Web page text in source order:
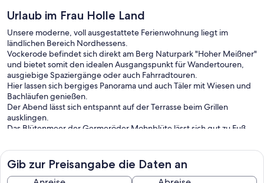
Urlaub im Frau Holle Land
Unsere moderne, voll ausgestattete Ferienwohnung liegt im
ländlichen Bereich Nordhessens.
Vockerode befindet sich direkt am Berg Naturpark "Hoher Meißner"
und bietet somit den idealen Ausgangspunkt für Wandertouren,
ausgiebige Spaziergänge oder auch Fahrradtouren.
Hier lassen sich bergiges Panorama und auch Täler mit Wiesen und
Bachläufen genießen.
Der Abend lässt sich entspannt auf der Terrasse beim Grillen
ausklingen.
Das Blütenmeer der Germeröder Mohnblüte lässt sich gut zu Fuß
Gib zur Preisangabe die Daten an